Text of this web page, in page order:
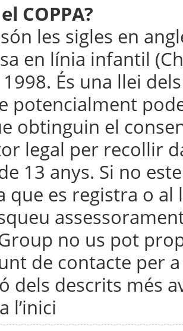
COPPA?
són les sigles en
en línia infantil
És una llei
potencialment
obtinguin el
legal per recollir
13 anys. Si no
que es registra o
no us pot
de contacte per
dels descrits més
l’inici